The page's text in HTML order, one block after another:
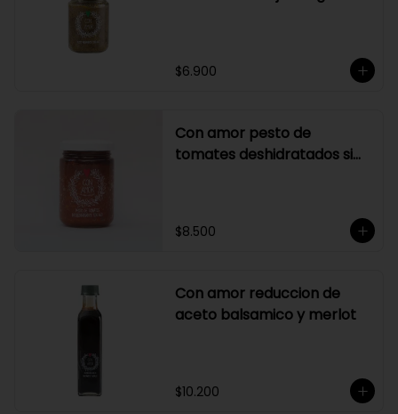
$6.900
Con amor pesto de
tomates deshidratados sin
$8.500
Con amor reduccion de
aceto balsamico y merlot
$10.200